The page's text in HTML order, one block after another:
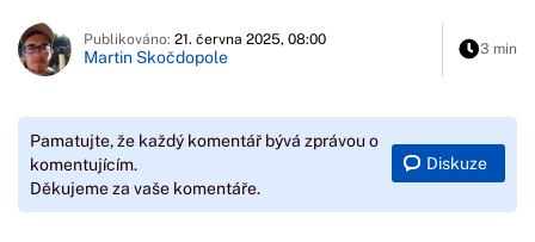
Publikováno: 21. června 2025, 08:00
Martin Skočdopole 3 min
Pamatujte, že každý komentář bývá zprávou o
komentujícím.
Děkujeme za vaše komentáře.
Diskuze